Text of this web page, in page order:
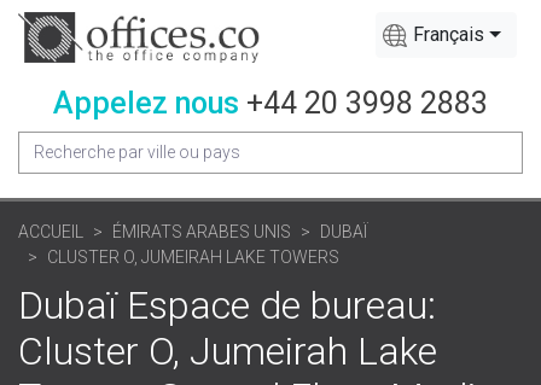
Français
Appelez nous +44 20 3998 2883
ACCUEIL ÉMIRATS ARABES UNIS
DUBAÏ
CLUSTER O, JUMEIRAH LAKE TOWERS
Dubaï Espace de bureau:
Cluster O, Jumeirah Lake